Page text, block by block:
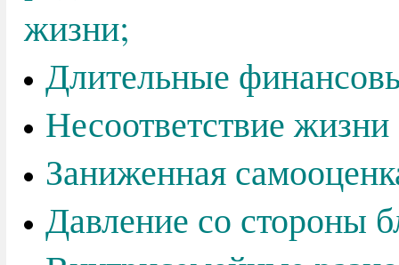
жизни;
Длительные
Несоответствие
Заниженная
Давление со стороны